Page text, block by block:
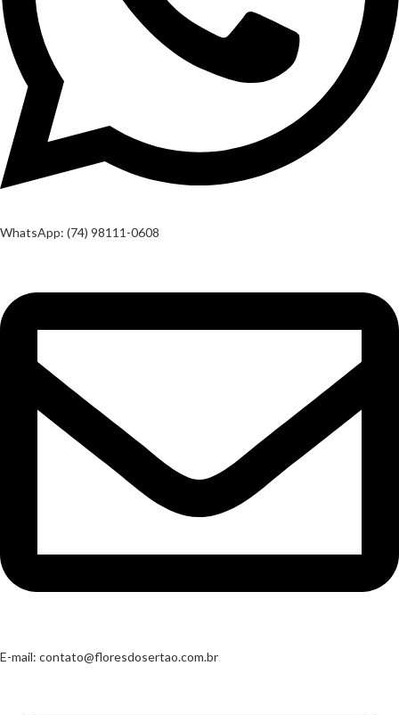
WhatsApp: (74) 98111-0608
E-mail: contato@floresdosertao.com.br